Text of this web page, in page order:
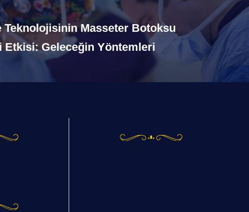
Teknolojisinin Masseter Botoksu
Etkisi: Geleceğin Yöntemleri